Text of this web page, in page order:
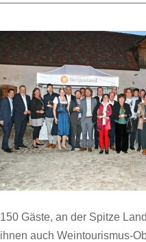
150 Gäste, an der Spitze
ihnen auch Weintourismus-